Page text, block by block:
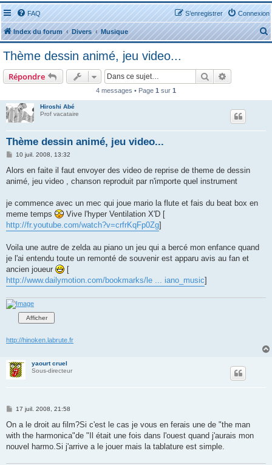
FAQ Connexion
S’enregistrer
Index du forum Divers Musique
e
Thème dessin animé, jeu video...
Répondre Rechercher
4 messages • Page 1 sur 1
Hiroshi Abé
Prof vacataire
Thème dessin animé, jeu video...
M
s
a
10 juil. 2008, 13:32
Alors en faite il faut envoyer des video de reprise de theme de dessin
animé, jeu video , chanson reproduit par n'importe quel instrument
je commence avec un mec qui joue mario la flute et fais du beat box en
meme temps
Vive l'hyper Ventilation X'D [
http://fr.youtube.com/watch?v=crfrKqFp0Zg]
Voila une autre de zelda au piano un jeu qui a bercé mon enfance quand
je l'ai entendu toute un remonté de souvenir est apparu avis au fan et
ancien joueur
[
http://www.dailymotion.com/bookmarks/le ... iano_music]
http://hinoken.labrute.fr
yaourt cruel
Sous-directeur
M
s
a
g
17 juil. 2008, 21:58
On a le droit au film?Si c'est le cas je vous en ferais une de "the man
with the harmonica"de "Il était une fois dans l'ouest quand j'aurais mon
nouvel harmo.Si j'arrive a le jouer mais la tablature est simple.